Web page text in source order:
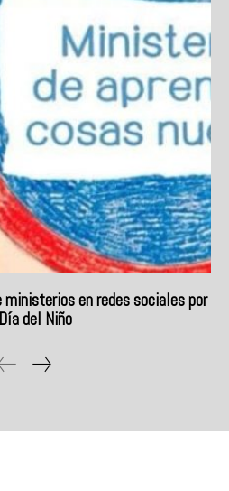
ministerios en redes sociales por
del Niño